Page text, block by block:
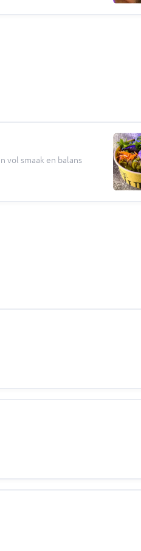
vol smaak en balans